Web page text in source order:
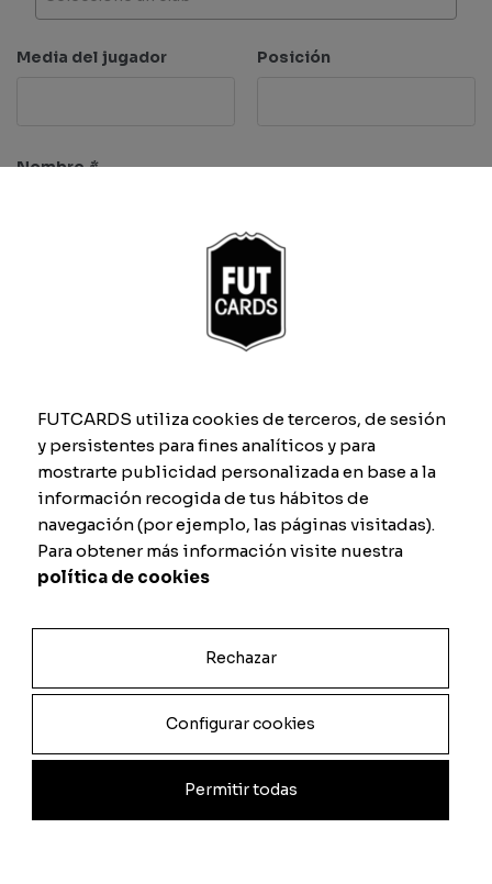
Media del jugador Posición
Nombre*
Tiro Defensa
Pase
Previsualizar carta
FUTCARDS utiliza cookies de terceros, de sesión
y persistentes para fines analíticos y para
mostrarte publicidad personalizada en base a la
información recogida de tus hábitos de
navegación (por ejemplo, las páginas visitadas).
Para obtener más información visite nuestra
política de cookies
Rechazar
Configurar cookies
Permitir todas